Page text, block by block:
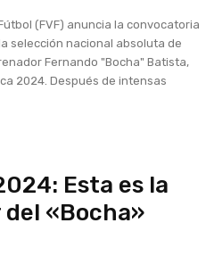
(FVF) anuncia la convocatoria
selección nacional absoluta de
Fernando "Bocha" Batista,
2024. Después de intensas
Esta es la
«Bocha»